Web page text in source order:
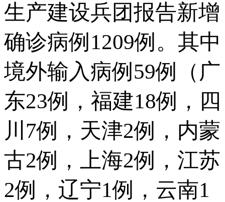
生产建设兵团报告新增
确诊病例1209例。其中
境外输入病例59例（广
东23例，福建18例，四
川7例，天津2例，内蒙
古2例，上海2例，江苏
2例，辽宁1例，云南1